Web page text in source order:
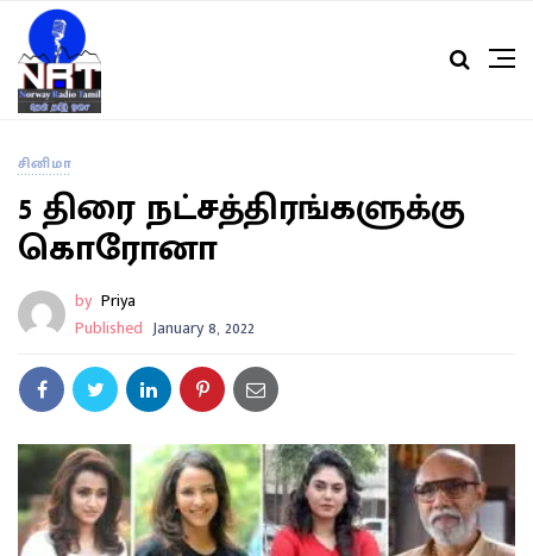
சினிமா
5 திரை நட்சத்திரங்களுக்கு
கொரோனா
by Priya
Published January 8, 2022